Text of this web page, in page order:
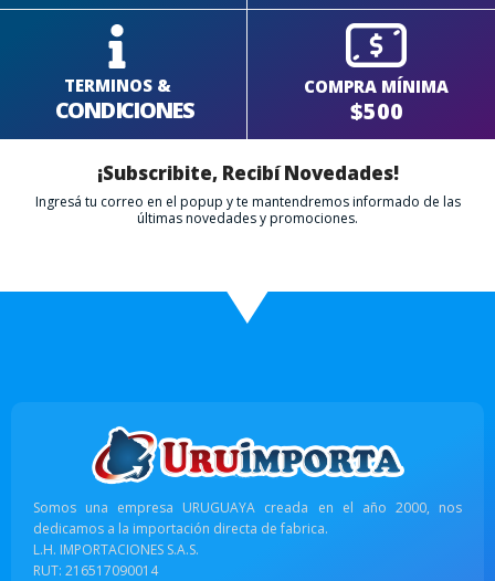
TERMINOS &
CONDICIONES
COMPRA MÍNIMA
$500
¡Subscribite, Recibí Novedades!
Ingresá tu correo en el popup y te mantendremos informado de las
últimas novedades y promociones.
Somos una empresa URUGUAYA creada en el año 2000, nos
dedicamos a la importación directa de fabrica.
L.H. IMPORTACIONES S.A.S.
RUT: 216517090014